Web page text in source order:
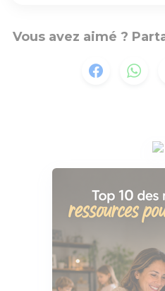
Vous avez aimé ?